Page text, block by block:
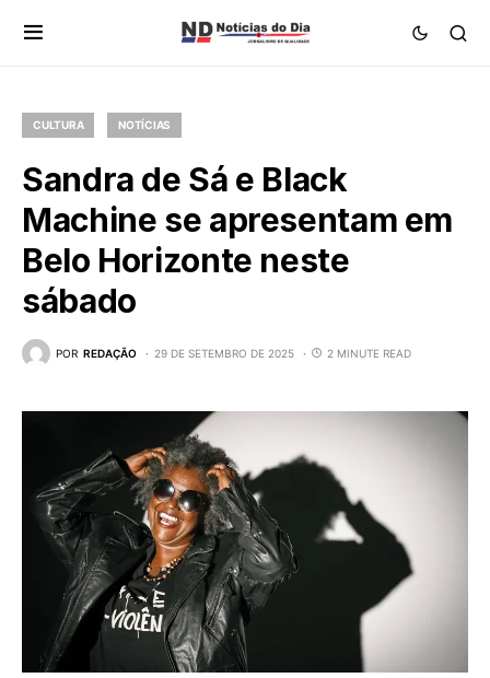
CULTURA NOTÍCIAS
Sandra de Sá e Black
Machine se apresentam em
Belo Horizonte neste
sábado
POR REDAÇÃO 29 DE SETEMBRO DE 2025 2 MINUTE READ